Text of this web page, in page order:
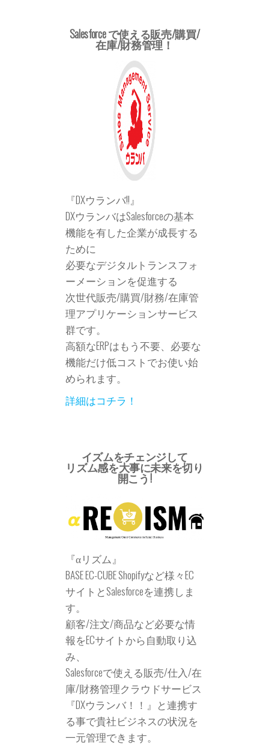
Salesforce で使える販売/購買/
在庫/財務管理！
『DXウランバ!!』
DXウランバはSalesforceの基本
機能を有した企業が成長する
ために
必要なデジタルトランスフォ
ーメーションを促進する
次世代販売/購買/財務/在庫管
理アプリケーションサービス
群です。
高額なERPはもう不要、必要な
機能だけ低コストでお使い始
められます。
詳細はコチラ！
イズムをチェンジして
リズム感を大事に未来を切り
開こう!
『αリズム』
BASE EC-CUBE Shopifyなど様々EC
サイトとSalesforceを連携しま
す。
顧客/注文/商品など必要な情
報をECサイトから自動取り込
み、
Salesforceで使える販売/仕入/在
庫/財務管理クラウドサービス
『DXウランバ！！』と連携す
る事で貴社ビジネスの状況を
一元管理できます。